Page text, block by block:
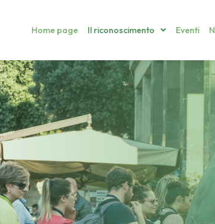
Home page Il riconoscimento Eventi